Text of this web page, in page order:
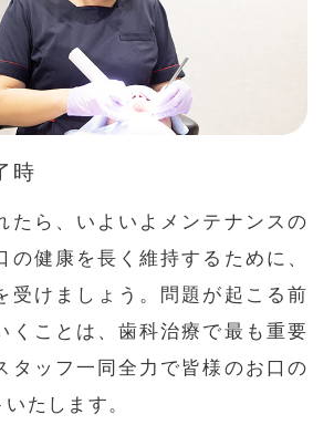
時
たら、いよいよメンテナンスの
の健康を長く維持するために、
受けましょう。問題が起こる前
くことは、歯科治療で最も重要
タッフ一同全力で皆様のお口の
たします。